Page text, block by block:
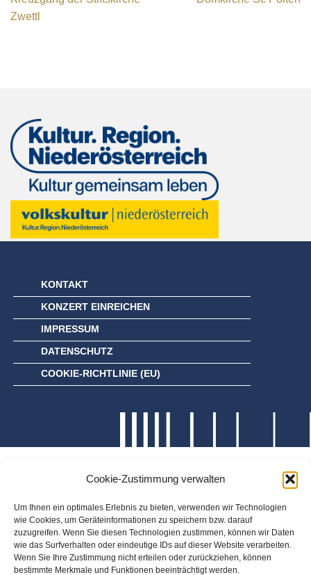
Cookie-Zustimmung verwalten
Um Ihnen ein optimales Erlebnis zu bieten, verwenden wir Technologien
wie Cookies, um Geräteinformationen zu speichern bzw. darauf
zuzugreifen. Wenn Sie diesen Technologien zustimmen, können wir Daten
wie das Surfverhalten oder eindeutige IDs auf dieser Website verarbeiten.
Wenn Sie Ihre Zustimmung nicht erteilen oder zurückziehen, können
bestimmte Merkmale und Funktionen beeinträchtigt werden.
Zwettl
KONTAKT
KONZERT EINREICHEN
IMPRESSUM
DATENSCHUTZ
COOKIE-RICHTLINIE (EU)